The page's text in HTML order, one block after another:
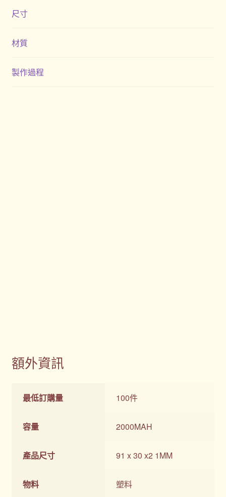
尺寸
材質
製作過程
額外資訊
最低訂購量 100件
容量 2000MAH
產品尺寸 91 x 30 x2 1MM
物料 塑料